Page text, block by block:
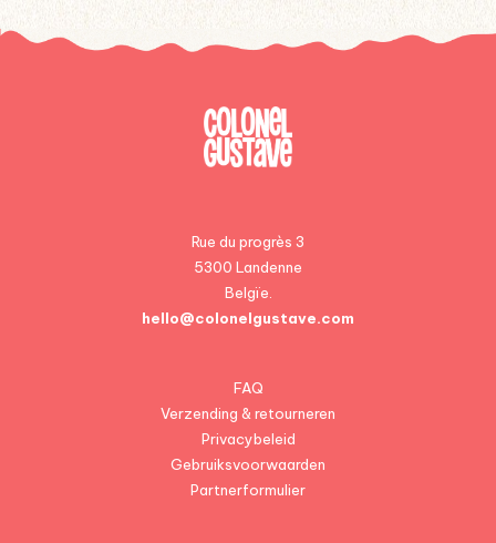
Rue du progrès 3
5300 Landenne
Belgïe.
hello@colonelgustave.com
FAQ
Verzending & retourneren
Privacybeleid
Gebruiksvoorwaarden
Partnerformulier